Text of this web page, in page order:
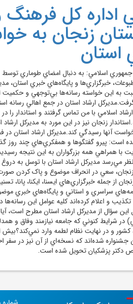
اداره کل فرهنگ
زنجان به
استان
جمهوري اسلامي: به دنبال امضاي طوماري
خبرگزاري‌ها و پايگاه‌هاي خبري استان،
به اين خواسته رسانه‌ها بي‌توجهي و حکميت
ارشاد استان در جمع اهالي رسانه
اسلامي با من تماس گرفتند و استاندار
زنجان نيز در اين مورد به مديرکل ارشاد
آنها رسيدگي کند.مديرکل ارشاد استان
است: پيرو گفتگوها و همفکري‌هاي چند
با همراهي همه بزرگواران به اين نتيجه
نظر مي‌رسد مديرکل ارشاد استان با توسل به
زنجان، سعي در انحراف موضوع و پاک کردن
از جمله خبرگزاري‌هاي ايسنا، ايکنا، پانا،
سراسري و استاني و پايگاه‌هاي خبري
تکذيب و اعلام کرده‌اند کليه عوامل اين
سؤال از مديرکل ارشاد استان مطرح است، آيا
در شرايط کنوني که جامعه نيازمند وفاق و
جشنواره شده‌اند که نسخه‌اي از آن نيز در سفر
دکتر پزشکيان تحويل شده است.